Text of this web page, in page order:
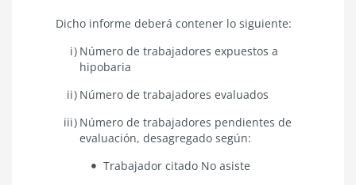
Dicho informe deberá contener lo siguiente:
Número de trabajadores expuestos a
hipobaria
Número de trabajadores evaluados
Número de trabajadores pendientes de
evaluación, desagregado según:
Trabajador citado No asiste